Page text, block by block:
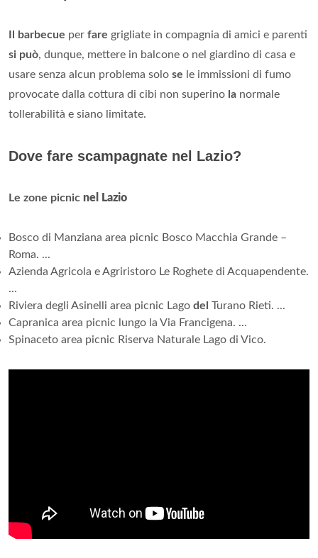
Il barbecue per fare grigliate in compagnia di amici e parenti
si può, dunque, mettere in balcone o nel giardino di casa e
usare senza alcun problema solo se le immissioni di fumo
provocate dalla cottura di cibi non superino la normale
tollerabilità e siano limitate.
Dove fare scampagnate nel Lazio?
Le zone picnic nel Lazio
Bosco di Manziana area picnic Bosco Macchia Grande –
Roma. ...
Azienda Agricola e Agriristoro Le Roghete di Acquapendente.
...
Riviera degli Asinelli area picnic Lago del Turano Rieti. ...
Capranica area picnic lungo la Via Francigena. ...
Spinaceto area picnic Riserva Naturale Lago di Vico.